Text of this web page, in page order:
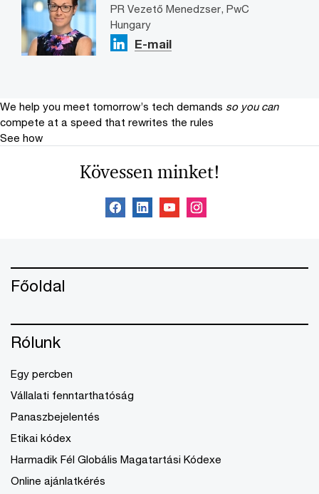
PR Vezető Menedzser, PwC
Hungary
E-mail
We help you meet tomorrow’s tech demands so you can
compete at a speed that rewrites the rules
See how
Kövessen minket!
Főoldal
Rólunk
Egy percben
Vállalati fenntarthatóság
Panaszbejelentés
Etikai kódex
Harmadik Fél Globális Magatartási Kódexe
Online ajánlatkérés